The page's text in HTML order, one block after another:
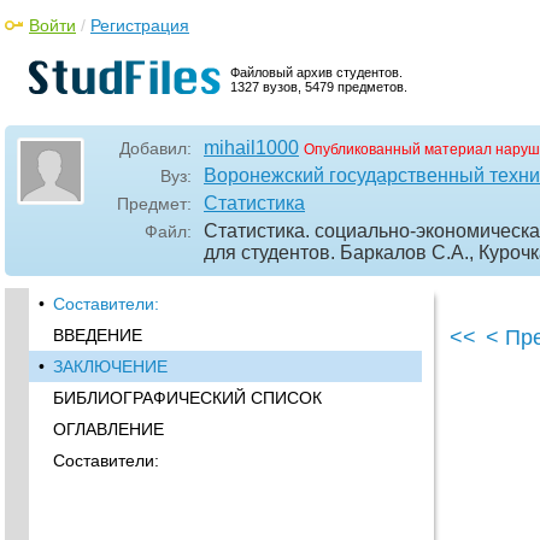
Файловый архив студентов.
1327 вузов, 5479 предметов.
Войти / Регистрация
Добавил: mihail1000 Опубликованный материал
Вуз: Воронежский государственный
Предмет: Статистика
Файл:
Статистика. социально-
для студентов. Баркалов С.А.,
• Составители:
ВВЕДЕНИЕ
• ЗАКЛЮЧЕНИЕ
БИБЛИОГРАФИЧЕСКИЙ СПИСОК
ОГЛАВЛЕНИЕ
Составители:
<< <